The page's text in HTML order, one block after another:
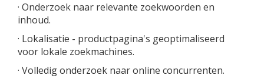
· Onderzoek naar relevante zoekwoorden en
inhoud.
· Lokalisatie - productpagina's geoptimaliseerd
voor lokale zoekmachines.
· Volledig onderzoek naar online concurrenten.